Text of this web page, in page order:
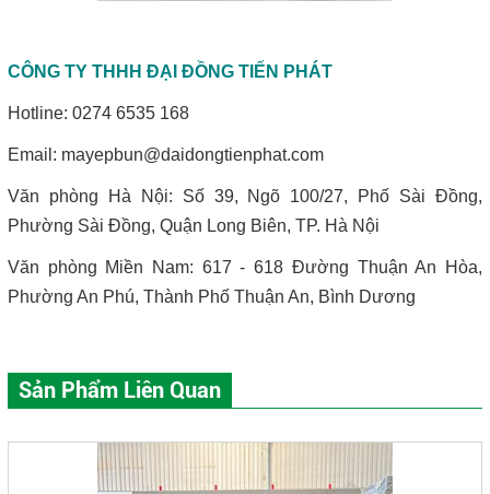
CÔNG TY THHH ĐẠI ĐỒNG TIẾN PHÁT
Hotline: 0274 6535 168
Email: mayepbun@daidongtienphat.com
Văn phòng Hà Nội: Số 39, Ngõ 100/27, Phố Sài Đồng,
Phường Sài Đồng, Quận Long Biên, TP. Hà Nội
Văn phòng Miền Nam: 617 - 618 Đường Thuận An Hòa,
Phường An Phú, Thành Phố Thuận An, Bình Dương
Sản Phẩm Liên Quan